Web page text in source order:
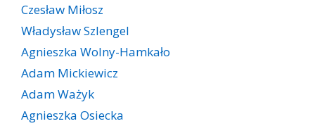
Czesław Miłosz
Władysław Szlengel
Agnieszka Wolny-Hamkało
Adam Mickiewicz
Adam Ważyk
Agnieszka Osiecka